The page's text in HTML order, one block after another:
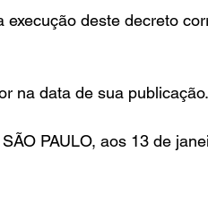
deste decreto
na data de sua publicação.
PAULO, aos 13 de